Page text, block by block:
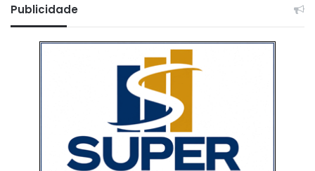
Publicidade